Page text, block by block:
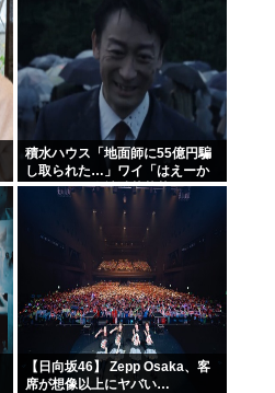
積水ハウス「地面師に55億円騙
し取られた…」ワイ「はえーか
わいそう…会社滅茶苦茶やろな
【日向坂46】 Zepp Osaka、客
席が想像以上にヤバい…